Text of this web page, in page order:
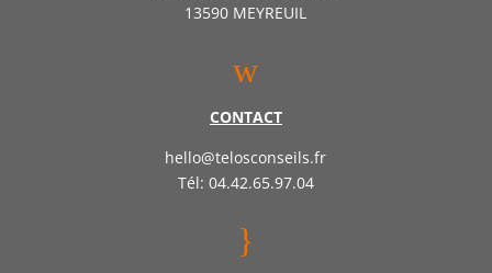
13590 MEYREUIL
w
CONTACT
hello@telosconseils.fr
Tél: 04.42.65.97.04
}